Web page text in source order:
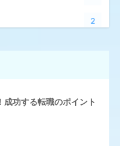
2
成功する転職のポイント